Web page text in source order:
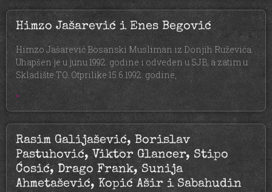
Himzo Jašarević i Enes Begović
Himzo Jašarević Bosanski Musliman iz Donjih Ruževića.
Uhapšen je u junu 1992. godine i odveden u SJB, a zatim u
Skladište TO. Otprilike 15.6.1992. godine,
»
Rasim Galijašević, Borislav
Pastuhović, Viktor Glancer, Stipo
Ćosić, Drago Frank, Sunija
Ahmetašević, Kopić Ašir i Sabahudin